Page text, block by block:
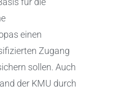
einen
Zugang
sollen. Auch
der KMU durch